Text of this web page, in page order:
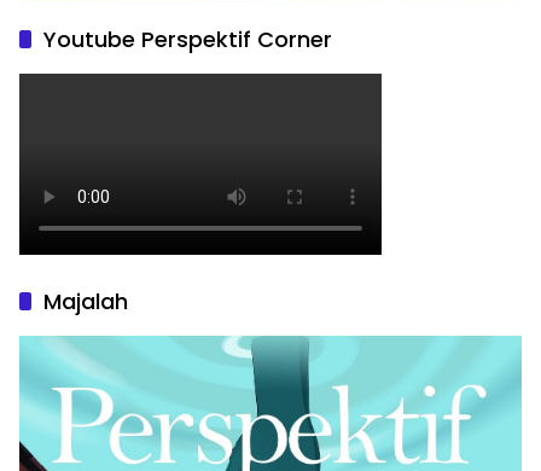
Youtube Perspektif Corner
Majalah